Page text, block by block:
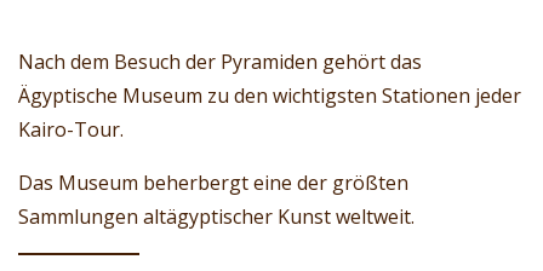
Nach dem Besuch der Pyramiden gehört das
Ägyptische Museum zu den wichtigsten Stationen jeder
Kairo-Tour.
Das Museum beherbergt eine der größten
Sammlungen altägyptischer Kunst weltweit.